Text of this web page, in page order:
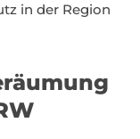
in der Region